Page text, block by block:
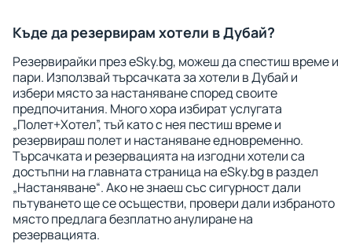
Къде да резервирам хотели в Дубай?
Резервирайки през eSky.bg, можеш да спестиш време и
пари. Използвай търсачката за хотели в Дубай и
избери място за настаняване според своите
предпочитания. Много хора избират услугата
„Полет+Хотел”, тъй като с нея пестиш време и
резервираш полет и настаняване едновременно.
Търсачката и резервацията на изгодни хотели са
достъпни на главната страница на eSky.bg в раздел
„Настаняване“. Ако не знаеш със сигурност дали
пътуването ще се осъществи, провери дали избраното
място предлага безплатно анулиране на
резервацията.